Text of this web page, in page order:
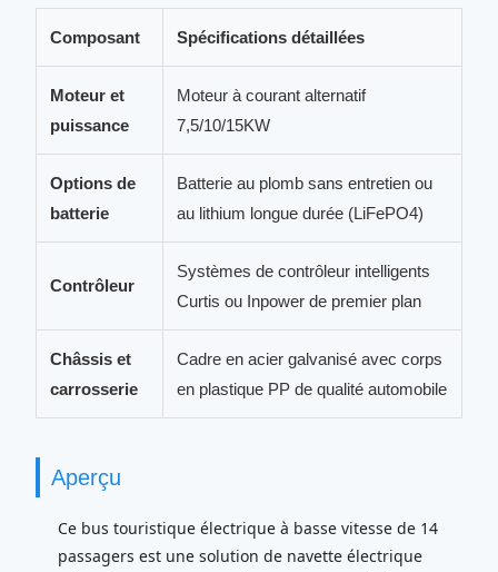
Composant Spécifications détaillées
Moteur et
puissance
Moteur à courant alternatif
7,5/10/15KW
Options de
batterie
Batterie au plomb sans entretien ou
au lithium longue durée (LiFePO4)
Contrôleur
Systèmes de contrôleur intelligents
Curtis ou Inpower de premier plan
Châssis et
carrosserie
Cadre en acier galvanisé avec corps
en plastique PP de qualité automobile
Aperçu
Ce bus touristique électrique à basse vitesse de 14
passagers est une solution de navette électrique